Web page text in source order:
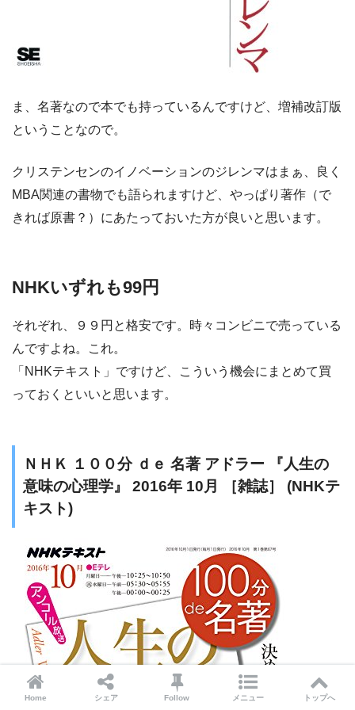
ま、名著なので本でも持っているんですけど、増補改訂版
ということなので。
クリステンセンのイノベーションのジレンマはまぁ、良く
MBA関連の書物でも語られますけど、やっぱり著作（で
きれば原書？）にあたっておいた方が良いと思います。
NHKいずれも99円
それぞれ、９９円と格安です。時々コンビニで売っている
んですよね。これ。
「NHKテキスト」ですけど、こういう機会にまとめて買
っておくといいと思います。
ＮＨＫ １００分 ｄｅ 名著 アドラー 『人生の
意味の心理学』 2016年 10月 ［雑誌］ (NHKテ
キスト)
Home シェア Follow メニュー トップへ